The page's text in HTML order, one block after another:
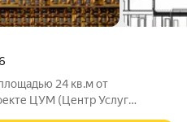
24 кв.м от
ЦУМ (Центр Услуг